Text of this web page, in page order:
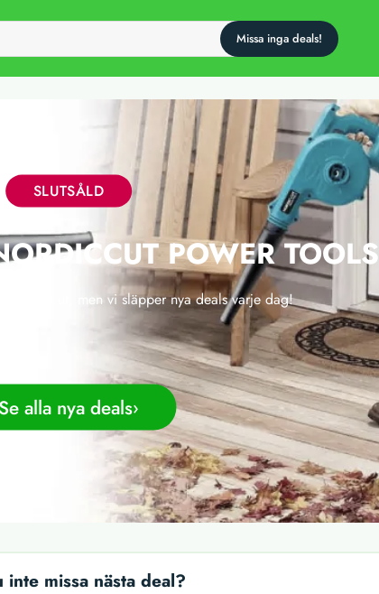
SLUTSÅLD
POWER TOOLS
gått ut, men vi släpper nya deals varje dag!
Se alla nya deals
missa nästa deal?